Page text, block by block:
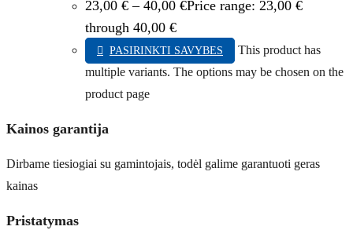
23,00 € – 40,00 €Price range: 23,00 €
through 40,00 €
PASIRINKTI SAVYBES
This product has
multiple variants. The options may be chosen on the
product page
Kainos garantija
Dirbame tiesiogiai su gamintojais, todėl galime garantuoti geras
kainas
Pristatymas